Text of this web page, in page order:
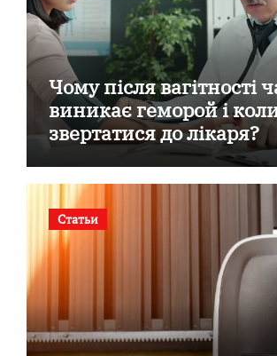
Чому після вагітності
виникає геморой і
звертатися до лікаря?
Статьи